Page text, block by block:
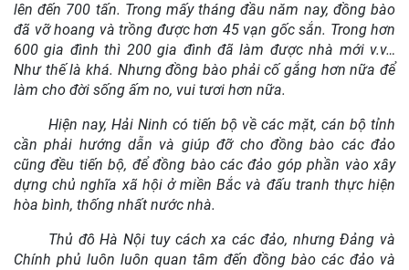
lên đến 700 tấn. Trong mấy tháng đầu năm nay, đồng bào
đã vỡ hoang và trồng được hơn 45 vạn gốc sắn. Trong hơn
600 gia đình thì 200 gia đình đã làm được nhà mới v.v…
Như thế là khá. Nhưng đồng bào phải cố gắng hơn nữa để
làm cho đời sống ấm no, vui tươi hơn nữa.
Hiện nay, Hải Ninh có tiến bộ về các mặt, cán bộ tỉnh
cần phải hướng dẫn và giúp đỡ cho đồng bào các đảo
cũng đều tiến bộ, để đồng bào các đảo góp phần vào xây
dựng chủ nghĩa xã hội ở miền Bắc và đấu tranh thực hiện
hòa bình, thống nhất nước nhà.
Thủ đô Hà Nội tuy cách xa các đảo, nhưng Đảng và
Chính phủ luôn luôn quan tâm đến đồng bào các đảo và